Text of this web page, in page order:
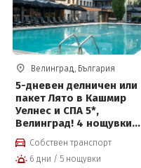
Велинград, България
5-дневен делничен или
пакет Лято в Кашмир
Уелнес и СПА 5*,
Велинград! 4 нощувки
със закуски, премиум
вечери и ползване на
СПА център
Собствен транспорт
6 дни / 5 нощувки